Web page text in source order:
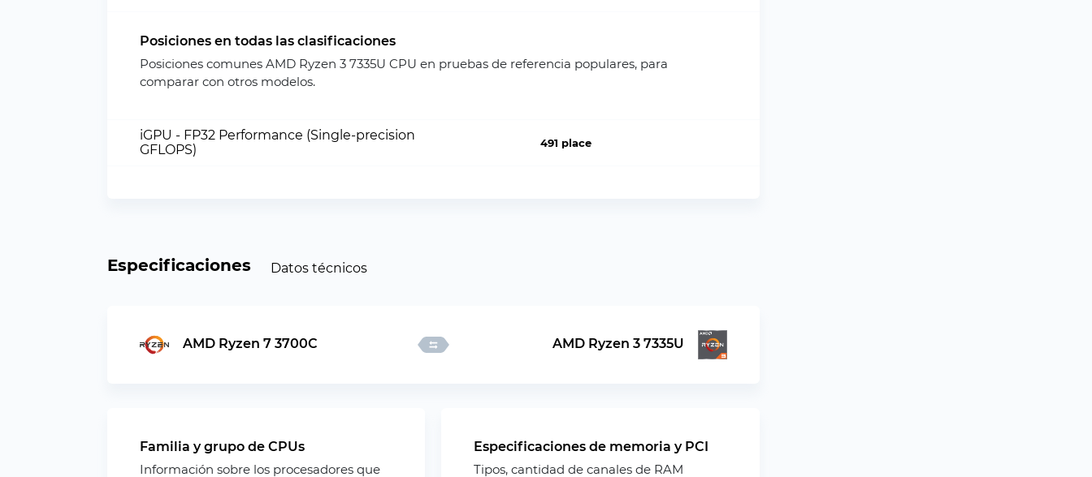
Posiciones en todas las clasificaciones
Posiciones comunes AMD Ryzen 3 7335U CPU en pruebas de referencia populares, para
comparar con otros modelos.
iGPU - FP32 Performance (Single-precision
GFLOPS)
491 place
Especificaciones Datos técnicos
AMD Ryzen 7 3700C AMD Ryzen 3 7335U
Familia y grupo de CPUs
Información sobre los procesadores que
Especificaciones de memoria y PCI
Tipos, cantidad de canales de RAM